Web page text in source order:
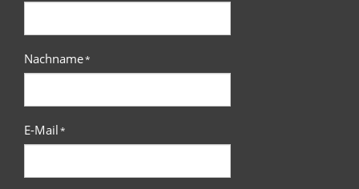
Nachname*
E-Mail*